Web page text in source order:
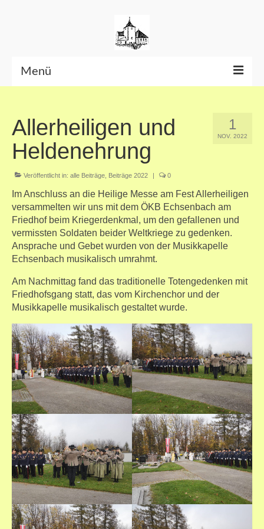
Menü
Datenschutzerklärung 1
NOV. 2022
Allerheiligen und
Heldenehrung
Veröffentlicht in: alle Beiträge Beiträge 2022 | 0
Im Anschluss an die Heilige Messe am Fest Allerheiligen
versammelten wir uns mit dem ÖKB Echsenbach am
Friedhof beim Kriegerdenkmal, um den gefallenen und
vermissten Soldaten beider Weltkriege zu gedenken.
Ansprache und Gebet wurden von der Musikkapelle
Echsenbach musikalisch umrahmt.
Am Nachmittag fand das traditionelle Totengedenken mit
Friedhofsgang statt, das vom Kirchenchor und der
Musikkapelle musikalisch gestaltet wurde.